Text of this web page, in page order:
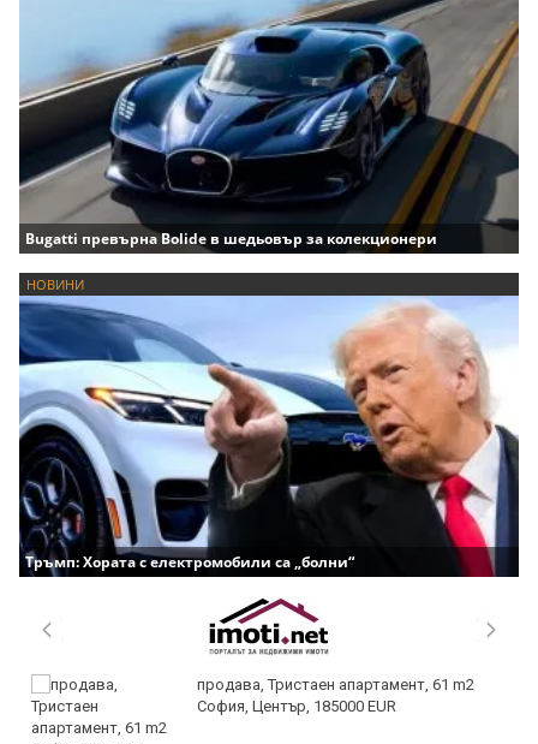
Bugatti превърна Bolide в шедьовър за колекционери
НОВИНИ
Тръмп: Хората с електромобили са „болни“
продава, Тристаен апартамент, 61 m2
София, Център, 185000 EUR